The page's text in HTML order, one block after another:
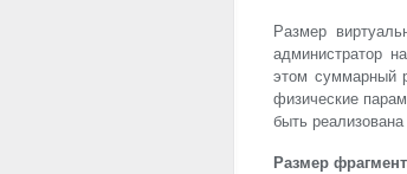
Размер
администратор
этом суммарный
физические
быть
Размер